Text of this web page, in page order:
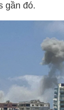
gần đó.